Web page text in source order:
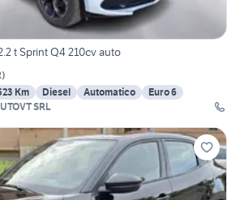
t Sprint Q4 210cv auto
)
Km Diesel Automatico
Euro 6
SRL